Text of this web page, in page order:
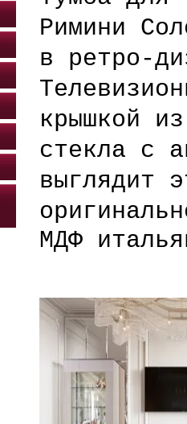
Римини
в ретро-
крышкой
стекла с
выглядит
МДФ